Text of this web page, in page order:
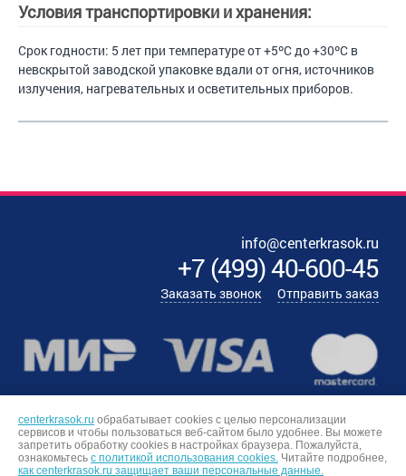
Условия транспортировки и хранения:
Срок годности: 5 лет при температуре от +5ºС до +30ºС в
невскрытой заводской упаковке вдали от огня, источников
излучения, нагревательных и осветительных приборов.
info@centerkrasok.ru
+7(499)40-600-45
Заказать звонок Отправить заказ
centerkrasok.ru обрабатывает cookies с целью персонализации
сервисов и чтобы пользоваться веб-сайтом было удобнее. Вы можете
запретить обработку сookies в настройках браузера. Пожалуйста,
ознакомьтесь с политикой использования cookies. Читайте подробнее,
как centerkrasok.ru защищает ваши персональные данные.